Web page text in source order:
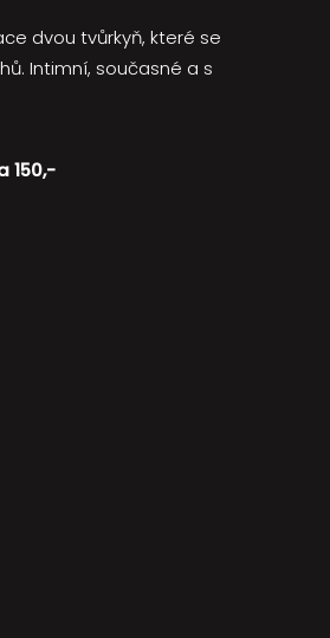
dvou tvůrkyň, které se
Intimní, současné a s
150,-